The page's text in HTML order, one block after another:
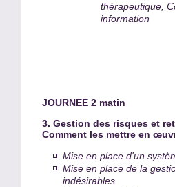
thérapeutique,
information
JOURNEE 2 matin
3. Gestion des risques et
Comment les mettre en
Mise en place d'un
Mise en place de la
indésirables